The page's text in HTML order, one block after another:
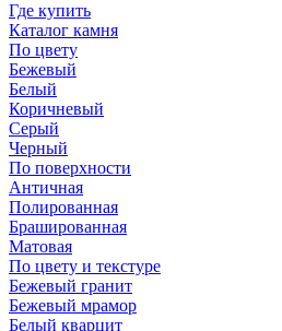
Где купить
Каталог камня
По цвету
Бежевый
Белый
Коричневый
Серый
Черный
По поверхности
Античная
Полированная
Брашированная
Матовая
По цвету и текстуре
Бежевый гранит
Бежевый мрамор
Белый кварцит